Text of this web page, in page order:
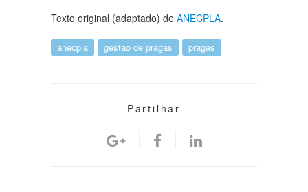
Texto original (adaptado) de ANECPLA.
anecpla gestao de pragas pragas
Partilhar